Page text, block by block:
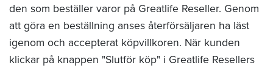
den som beställer varor på Greatlife Reseller. Genom
att göra en beställning anses återförsäljaren ha läst
igenom och accepterat köpvillkoren. När kunden
klickar på knappen "Slutför köp" i Greatlife Resellers